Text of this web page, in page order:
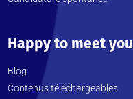
Happy to meet you
Blog
Contenus téléchargeables